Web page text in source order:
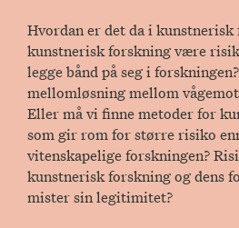
Hvordan er det da i kunstnerisk
kunstnerisk forskning være
legge bånd på seg i
mellomløsning mellom
Eller må vi finne metoder for
som gir rom for større risiko
vitenskapelige forskningen?
kunstnerisk forskning og dens
mister sin legitimitet?